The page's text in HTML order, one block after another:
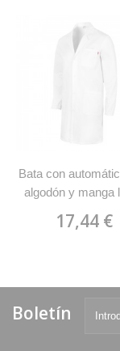
Bata con
algodón y manga
17,44 €
Boletín